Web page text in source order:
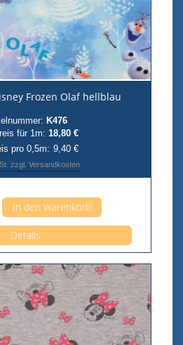
Frozen Olaf hellblau
K476
für 1m: 18,80 €
pro 0,5m: 9,40 €
zzgl. Versandkosten
Details